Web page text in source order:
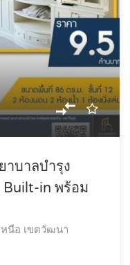
าบาลบำรุง
Built-in พร้อม
หนือ เขตวัฒนา